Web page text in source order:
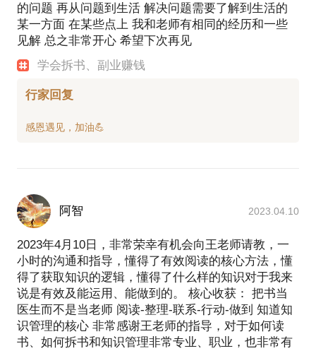
的问题 再从问题到生活 解决问题需要了解到生活的
某一方面 在某些点上 我和老师有相同的经历和一些
见解 总之非常开心 希望下次再见
学会拆书、副业赚钱
行家回复
阿智 2023.04.10
2023年4月10日，非常荣幸有机会向王老师请教，一
小时的沟通和指导，懂得了有效阅读的核心方法，懂
得了获取知识的逻辑，懂得了什么样的知识对于我来
说是有效及能运用、能做到的。 核心收获： 把书当
医生而不是当老师 阅读-整理-联系-行动-做到 知道知
识管理的核心 非常感谢王老师的指导，对于如何读
书、如何拆书和知识管理非常专业、职业，也非常有